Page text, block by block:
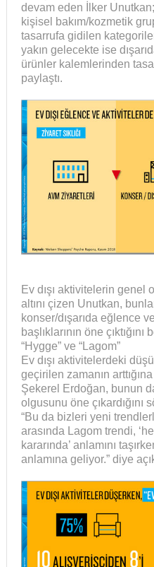
devam eden İlker
kişisel bakım/kozmetik
tasarrufa gidilen
yakın gelecekte ise
ürünler kalemlerinden
paylaştı.
Ev dışı aktivitelerin
altını çizen Unutkan,
konser/dışarıda eğlence
başlıklarının öne çıktığını
“Hygge” ve “Lagom”
Ev dışı aktivitelerdeki
geçirilen zamanın
Şekerel Erdoğan, bunun
olgusunu öne
“Bu da bizleri yeni
arasında Lagom trendi,
kararında’ anlamını
anlamına geliyor.” diye